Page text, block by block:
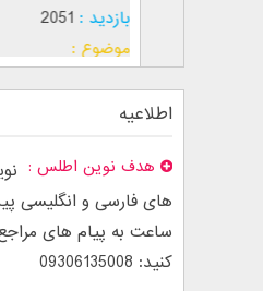
بازدید : 2051
موضوع :
اطلاعیه
هدف نوین اطلس
ساعت به پیام های
کنید: 09306135008